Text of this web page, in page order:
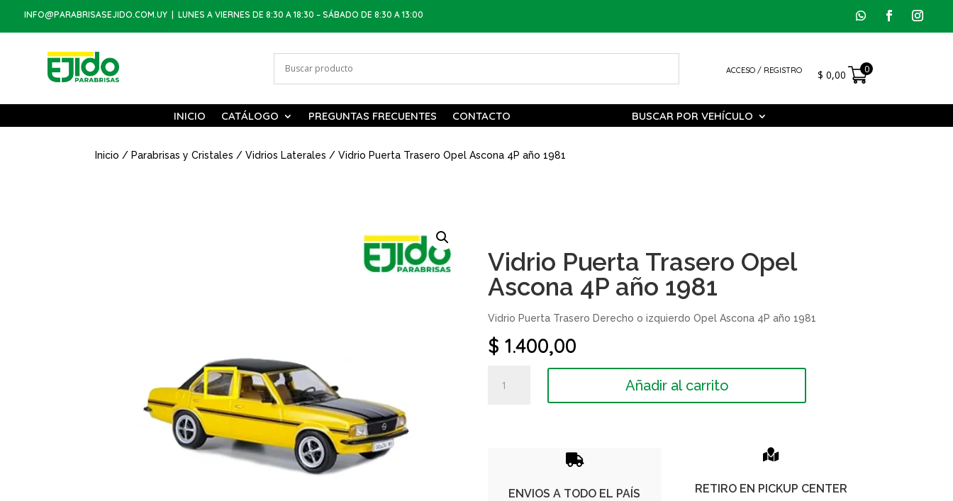
INFO@PARABRISASEJIDO.COM.UY| LUNES A VIERNES DE 8:30 A 18:30 – SÁBADO DE 8:30 A 13:00
ACCESO / REGISTRO $ 0,00 0
INICIO CATÁLOGO PREGUNTAS FRECUENTES CONTACTO BUSCAR POR VEHÍCULO
Inicio / Parabrisas y Cristales /Vidrios Laterales / Vidrio Puerta Trasero Opel Ascona 4P año 1981
Vidrio Puerta Trasero Opel
Ascona 4P año 1981
Vidrio Puerta Trasero Derecho o izquierdo Opel Ascona 4P año 1981
$ 1.400,00
Puerta
1981
Añadir al carrito

ENVIOS A TODO EL PAÍS

RETIRO EN PICKUP CENTER